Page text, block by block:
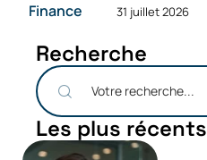
Finance 31 juillet 2026
Recherche
Les plus récents